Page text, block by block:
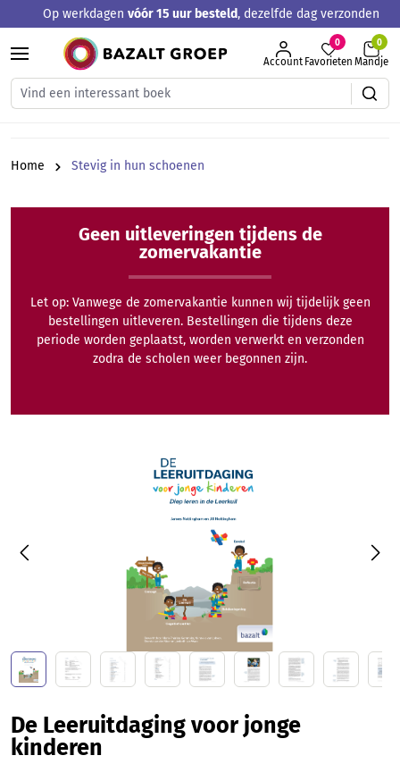
Op werkdagen vóór 15 uur besteld, dezelfde dag verzonden
Account Favorieten Mandje
0
Home Stevig in hun schoenen
Geen uitleveringen tijdens de
zomervakantie
Let op: Vanwege de zomervakantie kunnen wij tijdelijk geen
bestellingen uitleveren. Bestellingen die tijdens deze
periode worden geplaatst, worden verwerkt en verzonden
zodra de scholen weer begonnen zijn.
Afbeeldingengalerij overslaan
De Leeruitdaging voor jonge
kinderen